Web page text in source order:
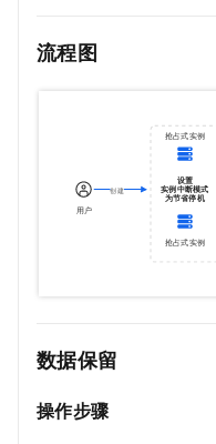
流程图
数据保留
操作步骤